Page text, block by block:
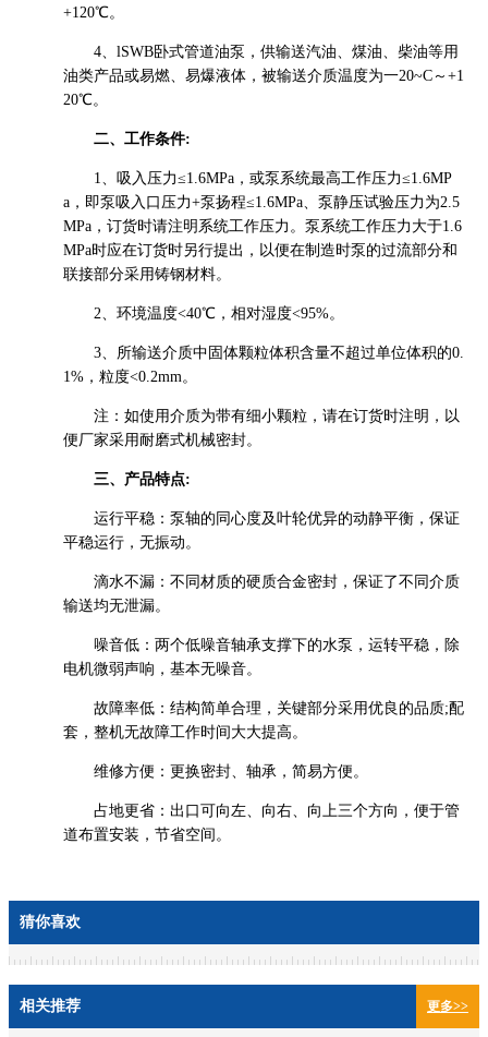
+120℃。
4、lSWB卧式管道油泵，供输送汽油、煤油、柴油等用
油类产品或易燃、易爆液体，被输送介质温度为一20~C～+1
20℃。
二、工作条件:
1、吸入压力≤1.6MPa，或泵系统最高工作压力≤1.6MP
a，即泵吸入口压力+泵扬程≤1.6MPa、泵静压试验压力为2.5
MPa，订货时请注明系统工作压力。泵系统工作压力大于1.6
MPa时应在订货时另行提出，以便在制造时泵的过流部分和
联接部分采用铸钢材料。
2、环境温度<40℃，相对湿度<95%。
3、所输送介质中固体颗粒体积含量不超过单位体积的0.
1%，粒度<0.2mm。
注：如使用介质为带有细小颗粒，请在订货时注明，以
便厂家采用耐磨式机械密封。
三、产品特点:
运行平稳：泵轴的同心度及叶轮优异的动静平衡，保证
平稳运行，无振动。
滴水不漏：不同材质的硬质合金密封，保证了不同介质
输送均无泄漏。
噪音低：两个低噪音轴承支撑下的水泵，运转平稳，除
电机微弱声响，基本无噪音。
故障率低：结构简单合理，关键部分采用优良的品质;配
套，整机无故障工作时间大大提高。
维修方便：更换密封、轴承，简易方便。
占地更省：出口可向左、向右、向上三个方向，便于管
道布置安装，节省空间。
猜你喜欢
相关推荐 更多>>